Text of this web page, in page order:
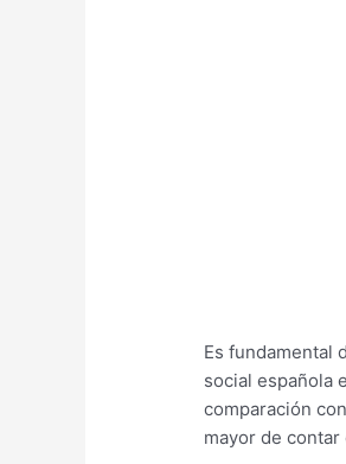
Es fundamental
social española
comparación
mayor de